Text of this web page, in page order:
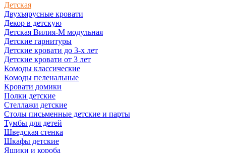
Детская
Двухъярусные кровати
Декор в детскую
Детская Вилия-М модульная
Детские гарнитуры
Детские кровати до 3-х лет
Детские кровати от 3 лет
Комоды классические
Комоды пеленальные
Кровати домики
Полки детские
Стеллажи детские
Столы письменные детские и парты
Тумбы для детей
Шведская стенка
Шкафы детские
Ящики и короба